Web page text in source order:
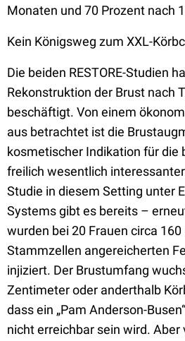
Monaten und 70 Prozent nach
Kein Königsweg zum XXL-
Die beiden RESTORE-Studien
Rekonstruktion der Brust nach
beschäftigt. Von einem
aus betrachtet ist die
kosmetischer Indikation für die
freilich wesentlich
Studie in diesem Setting unter
Systems gibt es bereits –
wurden bei 20 Frauen circa
Stammzellen angereicherten
injiziert. Der Brustumfang
Zentimeter oder anderthalb
dass ein „Pam Anderson-
nicht erreichbar sein wird.